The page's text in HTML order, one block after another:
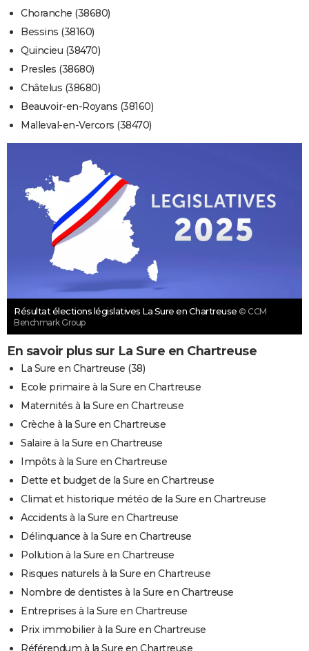
Choranche (38680)
Bessins (38160)
Quincieu (38470)
Presles (38680)
Châtelus (38680)
Beauvoir-en-Royans (38160)
Malleval-en-Vercors (38470)
Résultat élections législatives La Sure en Chartreuse © CCM
Benchmark Group
En savoir plus sur La Sure en Chartreuse
La Sure en Chartreuse (38)
Ecole primaire à la Sure en Chartreuse
Maternités à la Sure en Chartreuse
Crèche à la Sure en Chartreuse
Salaire à la Sure en Chartreuse
Impôts à la Sure en Chartreuse
Dette et budget de la Sure en Chartreuse
Climat et historique météo de la Sure en Chartreuse
Accidents à la Sure en Chartreuse
Délinquance à la Sure en Chartreuse
Pollution à la Sure en Chartreuse
Risques naturels à la Sure en Chartreuse
Nombre de dentistes à la Sure en Chartreuse
Entreprises à la Sure en Chartreuse
Prix immobilier à la Sure en Chartreuse
Référendum à la Sure en Chartreuse